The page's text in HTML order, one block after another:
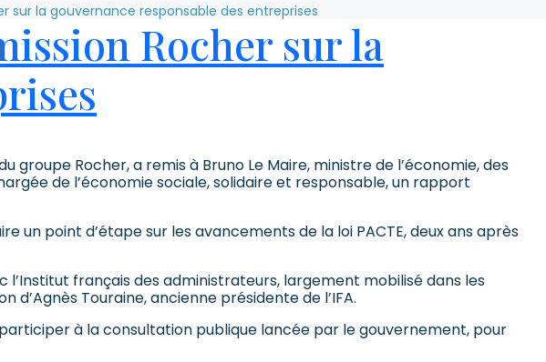
sur la gouvernance responsable des entreprises
Rocher sur la
Rocher, a remis à Bruno Le Maire, ministre de l’économie, des
de l’économie sociale, solidaire et responsable, un rapport
un point d’étape sur les avancements de la loi PACTE, deux ans après
français des administrateurs, largement mobilisé dans les
Touraine, ancienne présidente de l’IFA.
participer à la consultation publique lancée par le gouvernement, pour